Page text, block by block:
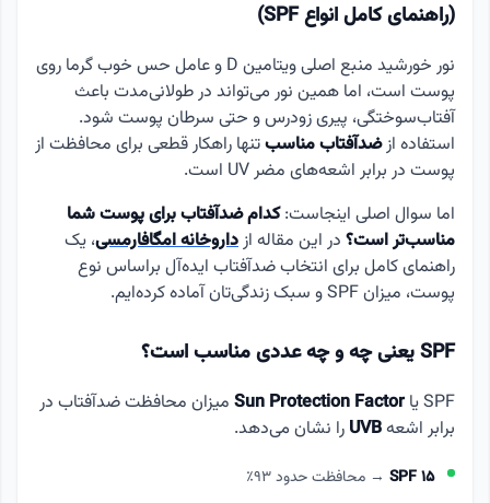
(راهنمای کامل انواع SPF)
نور خورشید منبع اصلی ویتامین D و عامل حس خوب گرما روی
پوست است، اما همین نور می‌تواند در طولانی‌مدت باعث
آفتاب‌سوختگی، پیری زودرس و حتی سرطان پوست شود.
استفاده ازضدآفتاب مناسبتنها راهکار قطعی برای محافظت از
پوست در برابر اشعه‌های مضر UV است.
اما سوال اصلی اینجاست:کدام ضدآفتاب برای پوست شما
مناسب‌تر است؟ در این مقاله ازداروخانه امگافارمسی، یک
راهنمای کامل برای انتخاب ضدآفتاب ایده‌آل براساس نوع
پوست، میزان SPF و سبک زندگی‌تان آماده کرده‌ایم.
SPF یعنی چه و چه عددی مناسب است؟
SPF یا Sun Protection Factor میزان محافظت ضدآفتاب در
برابر اشعهUVB را نشان می‌دهد.
SPF 15 → محافظت حدود 93٪